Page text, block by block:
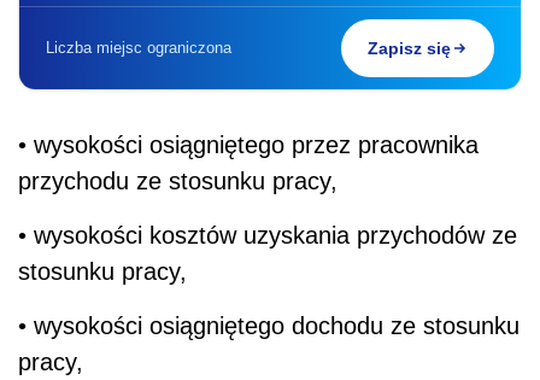
Liczba miejsc ograniczona Zapisz się
• wysokości osiągniętego przez pracownika
przychodu ze stosunku pracy,
• wysokości kosztów uzyskania przychodów ze
stosunku pracy,
• wysokości osiągniętego dochodu ze stosunku
pracy,